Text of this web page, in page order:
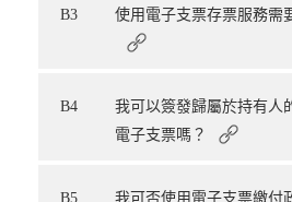
B3 使用電子支票存票服務需
B4
我可以簽發歸屬於持有人
電子支票嗎？
B5 我可否使用電子支票繳付